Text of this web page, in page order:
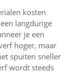
kosten
langdurige
je een
hoger, maar
spuiten sneller
wordt steeds